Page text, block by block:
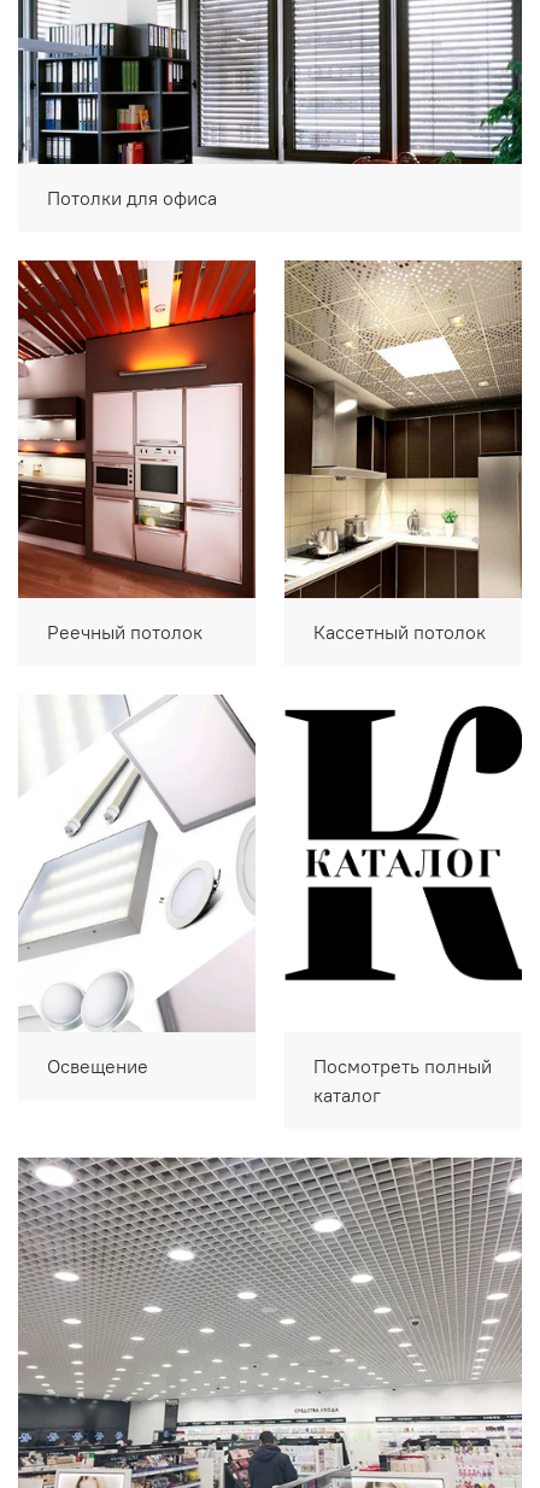
Потолки для офиса
Реечный потолок Кассетный потолок
Освещение
Посмотреть полный
каталог